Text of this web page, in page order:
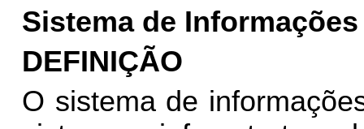
Sistema de Informações
DEFINIÇÃO
O sistema de